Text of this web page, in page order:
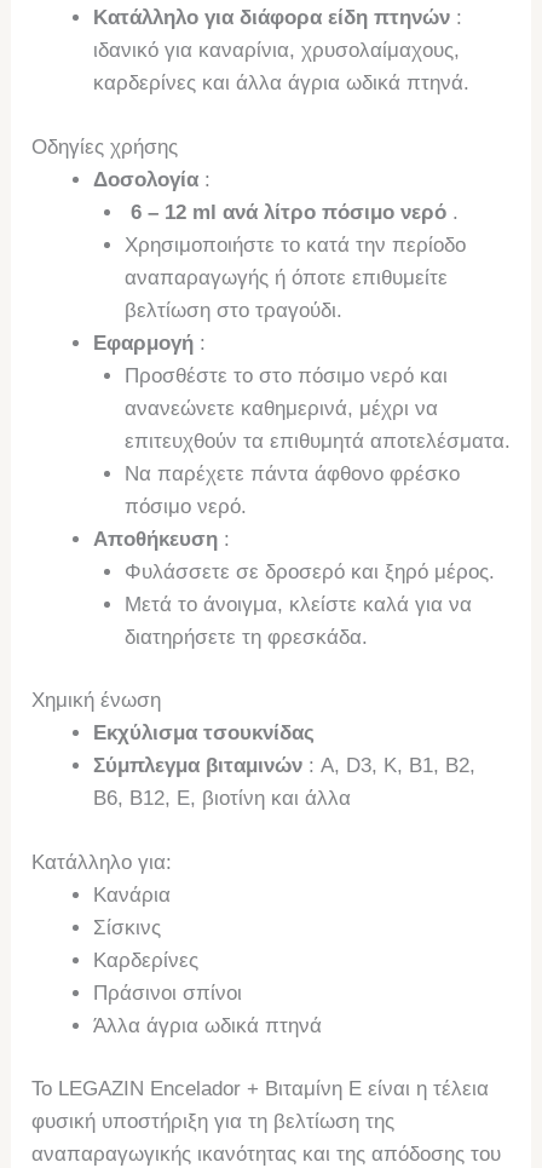
Κατάλληλο για διάφορα είδη πτηνών :
ιδανικό για καναρίνια, χρυσολαίμαχους,
καρδερίνες και άλλα άγρια ​​ωδικά πτηνά.
Οδηγίες χρήσης
Δοσολογία :
6 – 12 ml ανά λίτρο πόσιμο νερό.
Χρησιμοποιήστε το κατά την περίοδο
αναπαραγωγής ή όποτε επιθυμείτε
βελτίωση στο τραγούδι.
Εφαρμογή :
Προσθέστε το στο πόσιμο νερό και
ανανεώνετε καθημερινά, μέχρι να
επιτευχθούν τα επιθυμητά αποτελέσματα.
Να παρέχετε πάντα άφθονο φρέσκο ​​
πόσιμο νερό.
Αποθήκευση :
Φυλάσσετε σε δροσερό και ξηρό μέρος.
Μετά το άνοιγμα, κλείστε καλά για να
διατηρήσετε τη φρεσκάδα.
Χημική ένωση
Εκχύλισμα τσουκνίδας
Σύμπλεγμα βιταμινών : A, D3, K, B1, B2,
B6, B12, E, βιοτίνη και άλλα
Κατάλληλο για:
Κανάρια
Σίσκινς
Καρδερίνες
Πράσινοι σπίνοι
Άλλα άγρια ​​ωδικά πτηνά
Το LEGAZIN Encelador + Βιταμίνη E είναι η τέλεια
φυσική υποστήριξη για τη βελτίωση της
αναπαραγωγικής ικανότητας και της απόδοσης του